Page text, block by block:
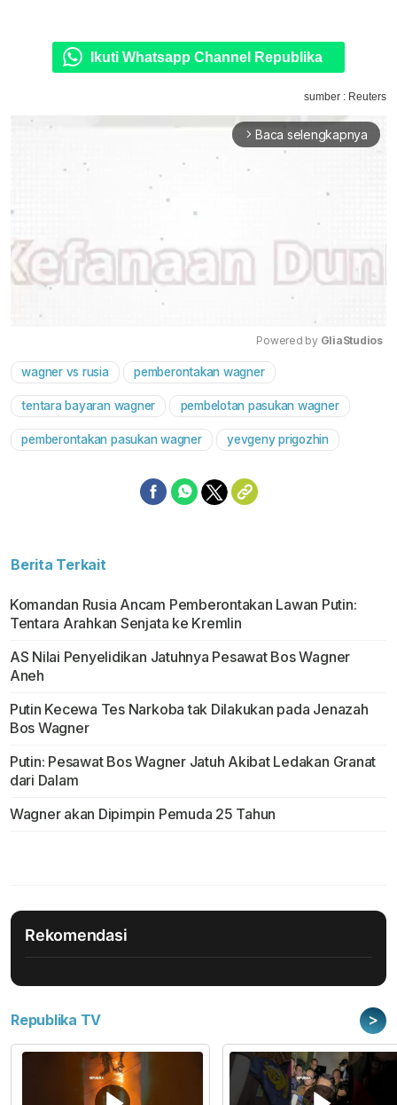
Ikuti Whatsapp Channel Republika
sumber : Reuters
arrow_forward_ios Baca selengkapnya
Powered by GliaStudios
wagner vs rusia pemberontakan wagner
tentara bayaran wagner pembelotan pasukan wagner
pemberontakan pasukan wagner yevgeny prigozhin
Berita Terkait
Komandan Rusia Ancam Pemberontakan Lawan Putin:
Tentara Arahkan Senjata ke Kremlin
AS Nilai Penyelidikan Jatuhnya Pesawat Bos Wagner
Aneh
Putin Kecewa Tes Narkoba tak Dilakukan pada Jenazah
Bos Wagner
Putin: Pesawat Bos Wagner Jatuh Akibat Ledakan Granat
dari Dalam
Wagner akan Dipimpin Pemuda 25 Tahun
Rekomendasi
Republika TV >